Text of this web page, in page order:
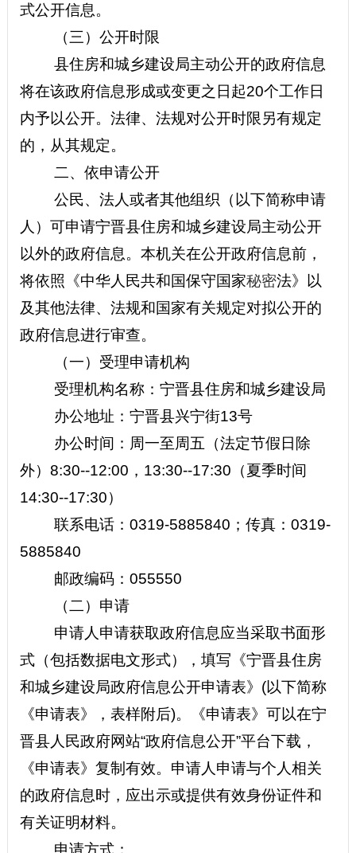
式公开信息。
（三）公开时限
县住房和城乡建设局主动公开的政府信息
将在该政府信息形成或变更之日起20个工作日
内予以公开。法律、法规对公开时限另有规定
的，从其规定。
二、依申请公开
公民、法人或者其他组织（以下简称申请
人）可申请宁晋县住房和城乡建设局主动公开
以外的政府信息。本机关在公开政府信息前，
将依照《中华人民共和国保守国家秘密法》以
及其他法律、法规和国家有关规定对拟公开的
政府信息进行审查。
（一）受理申请机构
受理机构名称：宁晋县住房和城乡建设局
办公地址：宁晋县兴宁街13号
办公时间：周一至周五（法定节假日除
外）8:30--12:00，13:30--17:30（夏季时间
14:30--17:30）
联系电话：0319-5885840；传真：0319-
5885840
邮政编码：055550
（二）申请
申请人申请获取政府信息应当采取书面形
式（包括数据电文形式），填写《宁晋县住房
和城乡建设局政府信息公开申请表》(以下简称
《申请表》，表样附后)。《申请表》可以在宁
晋县人民政府网站“政府信息公开”平台下载，
《申请表》复制有效。申请人申请与个人相关
的政府信息时，应出示或提供有效身份证件和
有关证明材料。
申请方式：